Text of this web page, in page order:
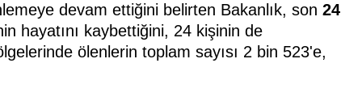
devam ettiğini belirten Bakanlık, son 24
hayatını kaybettiğini, 24 kişinin de
ölenlerin toplam sayısı 2 bin 523'e,